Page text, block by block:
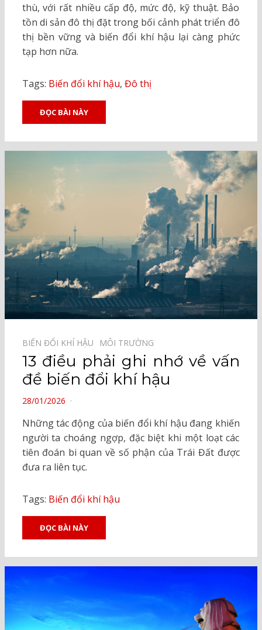
thù, với rất nhiều cấp độ, mức độ, kỹ thuật. Bảo
tồn di sản đô thị đặt trong bối cảnh phát triển đô
thị bền vững và biến đổi khí hậu lại càng phức
tạp hơn nữa.
Tags: Biến đổi khí hậu, Đô thị
ĐỌC BÀI NÀY
BIẾN ĐỔI KHÍ HẬU⠀ MÔI TRƯỜNG⠀
13 điều phải ghi nhớ về vấn
đề biến đổi khí hậu
POSTED
28/01/2026
Những tác động của biến đổi khí hậu đang khiến
người ta choáng ngợp, đặc biệt khi một loạt các
tiên đoán bi quan về số phận của Trái Đất được
đưa ra liên tục.
Tags: Biến đổi khí hậu
ĐỌC BÀI NÀY